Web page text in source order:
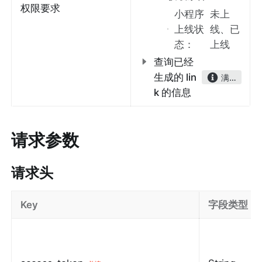
权限要求
小程序
上线状
态：
未上
线、已
上线
查询已经
生成的 lin
k 的信息
满足任一能力即可
请求参数
请求头
Key 字段类型